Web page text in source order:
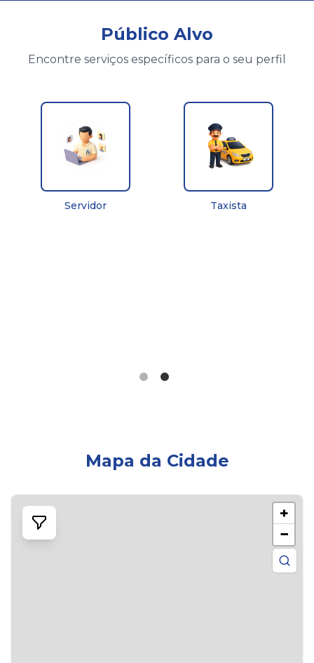
Público Alvo
Encontre serviços específicos para o seu perfil
Servidor Taxista
Mapa da Cidade
+
−